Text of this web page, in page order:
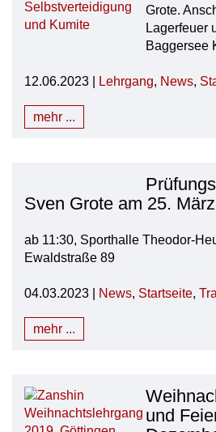
Grote.
Lagerfeuer
Baggersee
12.06.2023 | Lehrgang, News,
mehr ...
Sven Grote am 25. März
ab 11:30, Sporthalle Theodor-
Ewaldstraße 89
04.03.2023 | News, Startseite,
mehr ...
und